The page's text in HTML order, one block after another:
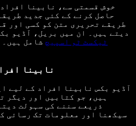
خوش قسمتی سے، نابینا
حاصل کرنے کے کئی جدید
طریقے تحریری متن کو کسی اور
دیتے ہیں۔ ان میں بریل، آڈیو
ٹیکسٹ ٹو اسپیچ شامل
نابینا
آڈیو بکس نابینا افراد کے لیے
ہیں، جو کتابیں اور دیگر
ذریعے سننے کی سہولت
سیکھنا اور معلومات تک رسائی